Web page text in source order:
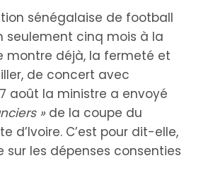
sénégalaise de football
seulement cinq mois à la
montre déjà, la fermeté et
de concert avec
août la ministre a envoyé
»de la coupe du
d’Ivoire. C’est pour dit-elle,
les dépenses consenties